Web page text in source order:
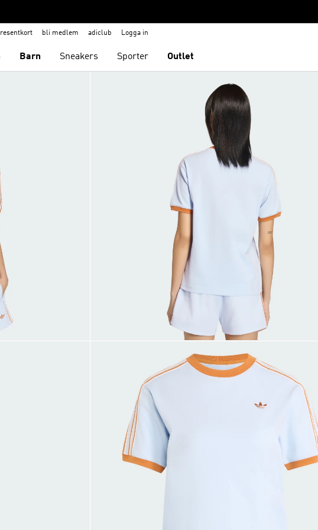
bli medlem adiclub Logga in
Barn Sneakers Sporter Outlet